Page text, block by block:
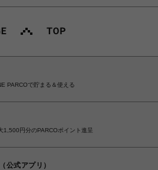
PARCOで貯まる＆使える
1,500円分のPARCOポイント進呈
公式アプリ）